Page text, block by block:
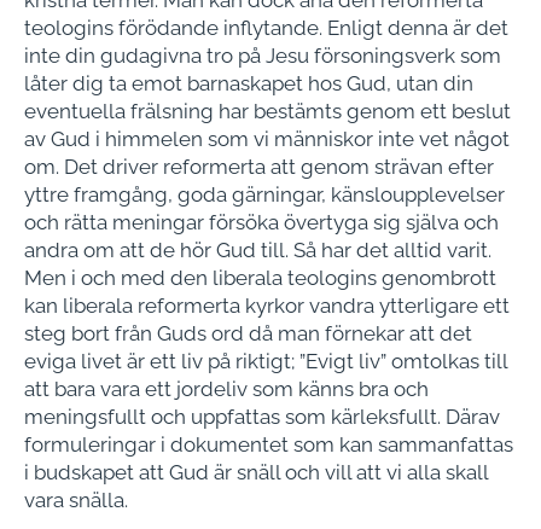
teologins förödande inflytande. Enligt denna är det
inte din gudagivna tro på Jesu försoningsverk som
låter dig ta emot barnaskapet hos Gud, utan din
eventuella frälsning har bestämts genom ett beslut
av Gud i himmelen som vi människor inte vet något
om. Det driver reformerta att genom strävan efter
yttre framgång, goda gärningar, känsloupplevelser
och rätta meningar försöka övertyga sig själva och
andra om att de hör Gud till. Så har det alltid varit.
Men i och med den liberala teologins genombrott
kan liberala reformerta kyrkor vandra ytterligare ett
steg bort från Guds ord då man förnekar att det
eviga livet är ett liv på riktigt; ”Evigt liv” omtolkas till
att bara vara ett jordeliv som känns bra och
meningsfullt och uppfattas som kärleksfullt. Därav
formuleringar i dokumentet som kan sammanfattas
i budskapet att Gud är snäll och vill att vi alla skall
vara snälla.